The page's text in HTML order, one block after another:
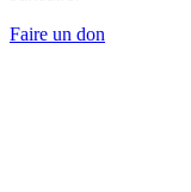
Faire un don